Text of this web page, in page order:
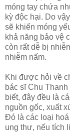
móng tay chứa
kỳ độc hại. Do
sẽ khiến móng
khả năng bảo vệ
còn rất dễ bị
nhiễm nấm.
Khi được hỏi về
bác sĩ Chu
biết, đây đều là
nguồn gốc, xuất
Đó là các loại
ung thư, nếu tích